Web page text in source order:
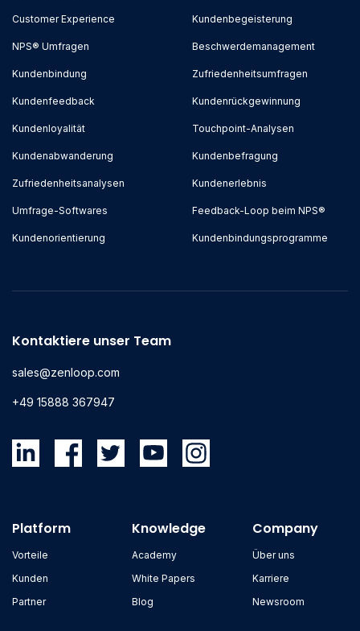
Customer Experience
NPS® Umfragen
Kundenbindung
Kundenbegeisterung
Beschwerdemanagement
Zufriedenheitsumfragen
Kundenfeedback
Kundenloyalität
Kundenabwanderung
Zufriedenheitsanalysen
Umfrage-Softwares
Kundenorientierung
Kundenrückgewinnung
Touchpoint-Analysen
Kundenbefragung
Kundenerlebnis
Feedback-Loop beim NPS®
Kundenbindungsprogramme
Kontaktiere unser Team
sales@zenloop.com
+49 15888 367947
Platform
Vorteile
Kunden
Partner
Knowledge
Academy
White Papers
Blog
Company
Über uns
Karriere
Newsroom